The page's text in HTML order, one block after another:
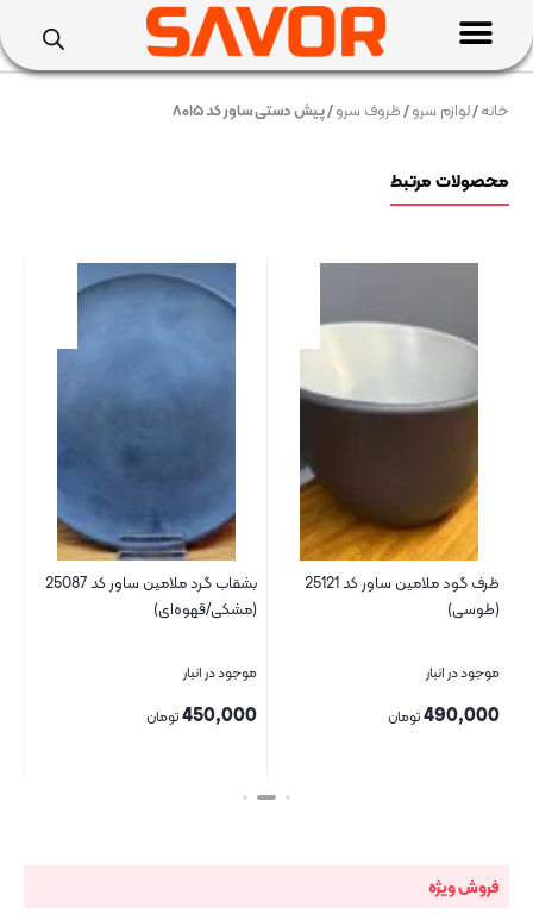
خانه/لوازم سرو/ظروف سرو/ پیش دستی ساور کد ۸۰۱۵
محصولات مرتبط
ظرف گود ملامین ساور کد 25121
(طوسی)
موجود در انبار
490,000تومان
بشقاب گرد ملامین ساور کد 25087
(مشکی/قهوه‌ای)
موجود در انبار
450,000تومان
بستن
فروش ویژه